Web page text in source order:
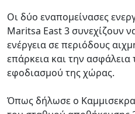
Οι δύο εναπομείνασες
Maritsa East 3 συνεχίζουν
ενέργεια σε περιόδους
επάρκεια και την ασφάλεια
εφοδιασμού της χώρας.
Όπως δήλωσε ο